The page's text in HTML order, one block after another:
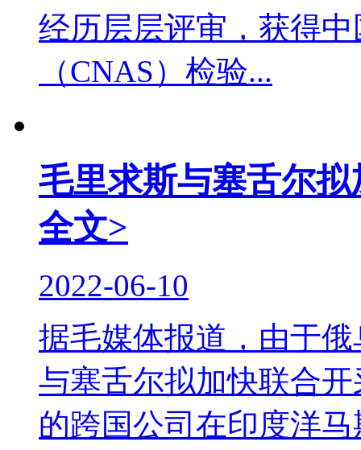
经历层层评审，获得
（CNAS）检验...
毛里求斯与塞舌尔
全文>
2022-06-10
据毛媒体报道，由于
与塞舌尔拟加快联合
的跨国公司在印度洋马